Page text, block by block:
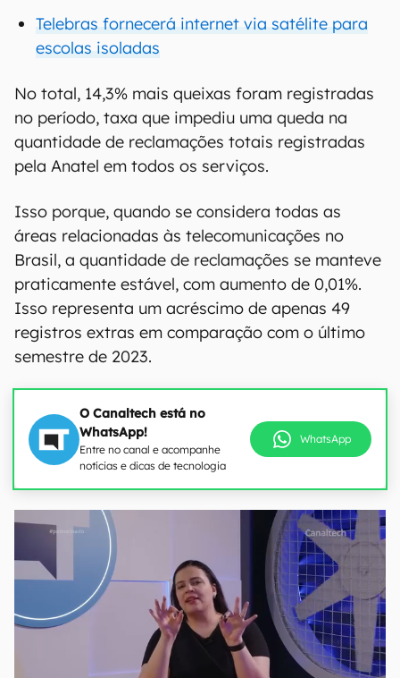
Telebras fornecerá internet via satélite para
escolas isoladas
No total, 14,3% mais queixas foram registradas
no período, taxa que impediu uma queda na
quantidade de reclamações totais registradas
pela Anatel em todos os serviços.
Isso porque, quando se considera todas as
áreas relacionadas às telecomunicações no
Brasil, a quantidade de reclamações se manteve
praticamente estável, com aumento de 0,01%.
Isso representa um acréscimo de apenas 49
registros extras em comparação com o último
semestre de 2023.
O Canaltech está no
WhatsApp!
Entre no canal e acompanhe
notícias e dicas de tecnologia
WhatsApp